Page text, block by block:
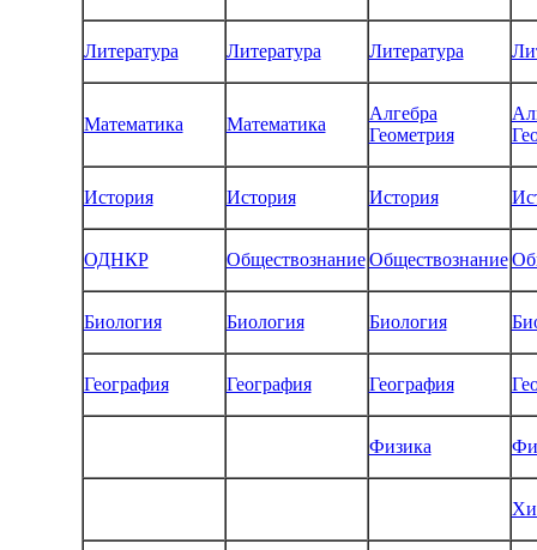
Литература Литература Литература
Математика Математика
Алгебра
Геометрия
История История История
ОДНКР Обществознание Обществознание
Биология Биология Биология
География География География
Физика